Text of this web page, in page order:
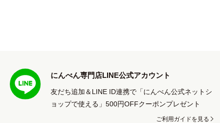
にんべん専門店LINE公式アカウント
友だち追加＆LINE ID連携で「にんべん公式ネットシ
ョップで使える」500円OFFクーポンプレゼント
ご利用ガイドを見る